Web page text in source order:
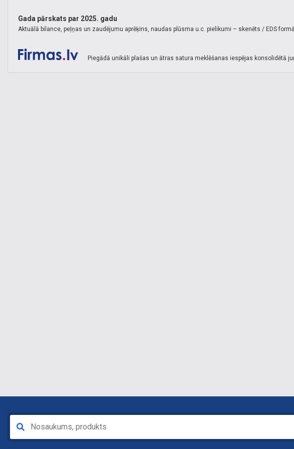
Gada pārskats par 2025. gadu
Aktuālā bilance, peļņas un zaudējumu aprēķins, naudas plūsma u.c. pielikumi – skenēts / EDS
Piegādā unikāli plašas un ātras satura meklēšanas iespējas konsolidētā